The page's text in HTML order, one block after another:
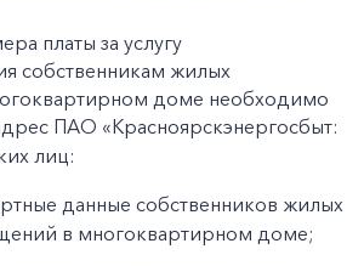
платы за услугу
собственникам жилых
доме необходимо
ПАО «Красноярскэнергосбыт:
лиц:
данные собственников жилых
в многоквартирном доме;